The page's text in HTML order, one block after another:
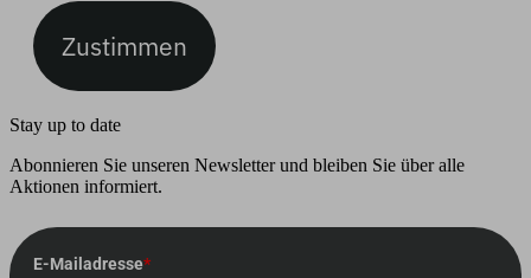
Zustimmen
Stay up to date
Abonnieren Sie unseren Newsletter und bleiben Sie über alle
Aktionen informiert.
E-Mailadresse*